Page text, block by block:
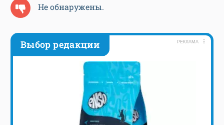
Не обнаружены.
Выбор редакции РЕКЛАМА